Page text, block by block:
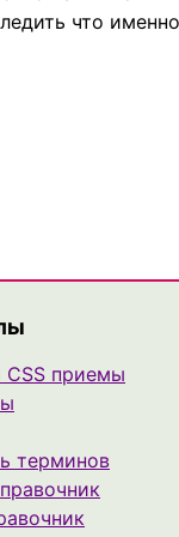
что именно
CSS приемы
терминов